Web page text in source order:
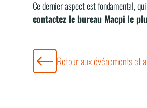
Ce dernier aspect est fondamental,
contactez le bureau Macpi le
Retour aux événements et